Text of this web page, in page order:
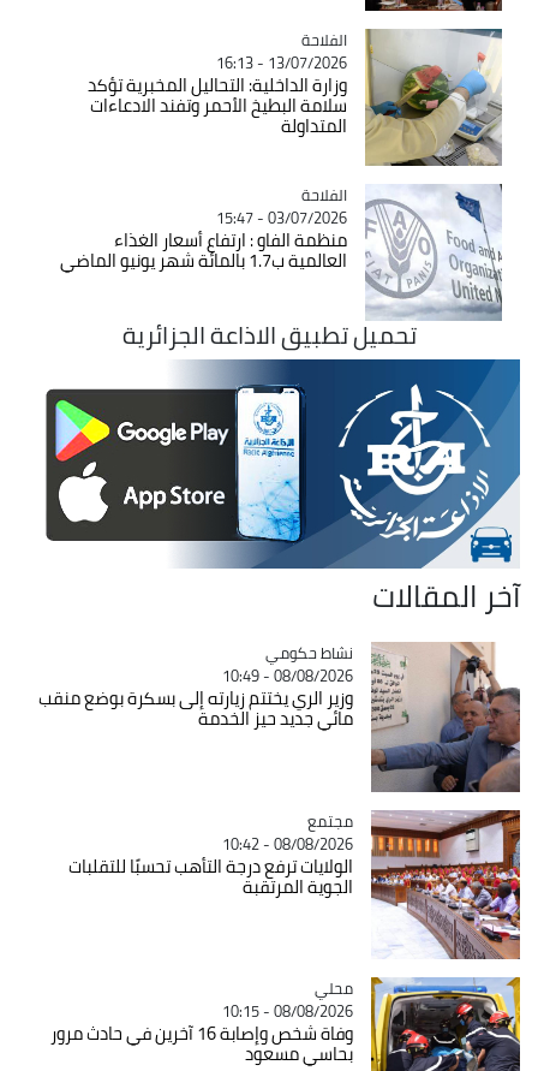
Catégorie
الفلاحة
13/07/2026 - 16:13
وزارة الداخلية: التحاليل المخبرية تؤكد
سلامة البطيخ الأحمر وتفند الادعاءات
المتداولة
Catégorie
الفلاحة
03/07/2026 - 15:47
منظمة الفاو : ارتفاع أسعار الغذاء
العالمية ب1.7 بالمائة شهر يونيو الماضي
تحميل تطبيق الاذاعة الجزائرية
آخر المقالات
Catégorie
نشاط حكومي
08/08/2026 - 10:49
وزير الري يختتم زيارته إلى بسكرة بوضع منقب
مائي جديد حيز الخدمة
Catégorie
مجتمع
08/08/2026 - 10:42
الولايات ترفع درجة التأهب تحسبًا للتقلبات
الجوية المرتقبة
Catégorie
محلي
08/08/2026 - 10:15
وفاة شخص وإصابة 16 آخرين في حادث مرور
بحاسي مسعود